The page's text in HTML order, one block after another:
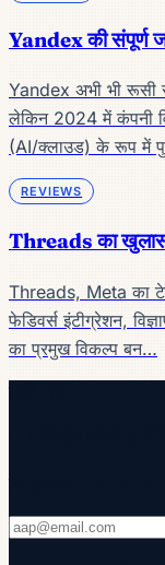
Yandex की संपूर्ण
Yandex अभी भी रूसी
लेकिन 2024 में कंपनी
(AI/क्लाउड) के रूप में
REVIEWS
Threads का
Threads, Meta का
फेडिवर्स इंटीग्रेशन,
का प्रमुख विकल्प बन…